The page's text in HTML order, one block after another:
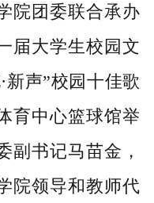
院团委联合承办
届大学生校园文
新声”校园十佳歌
育中心篮球馆举
副书记马苗金，
院领导和教师代